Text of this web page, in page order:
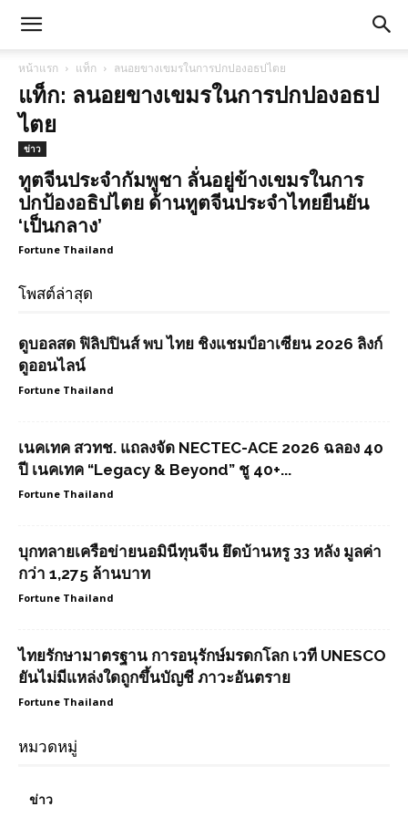
หน้าแรก แท็ก ลนอยขางเขมรในการปกปองอธปไตย
แท็ก: ลนอยขางเขมรในการปกปองอธป
ไตย
ข่าว
ทูตจีนประจำกัมพูชา ลั่นอยู่ข้างเขมรในการ
ปกป้องอธิปไตย ด้านทูตจีนประจำไทยยืนยัน
‘เป็นกลาง’
Fortune Thailand
โพสต์ล่าสุด
ดูบอลสด ฟิลิปปินส์ พบ ไทย ชิงแชมป์อาเซียน 2026 ลิงก์
ดูออนไลน์
Fortune Thailand
เนคเทค สวทช. แถลงจัด NECTEC-ACE 2026 ฉลอง 40
ปี เนคเทค “Legacy & Beyond” ชู 40+...
Fortune Thailand
บุกทลายเครือข่ายนอมินีทุนจีน ยึดบ้านหรู 33 หลัง มูลค่า
กว่า 1,275 ล้านบาท
Fortune Thailand
ไทยรักษามาตรฐาน การอนุรักษ์มรดกโลก เวที UNESCO
ยันไม่มีแหล่งใดถูกขึ้นบัญชี ภาวะอันตราย
Fortune Thailand
หมวดหมู่
ข่าว